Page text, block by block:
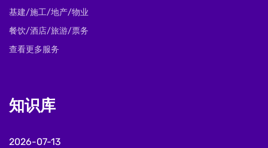
基建/施工/地产/物业
餐饮/酒店/旅游/票务
查看更多服务
知识库
2026-07-13